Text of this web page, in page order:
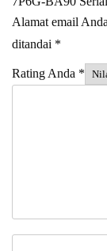
Alamat email
ditandai *
Rating Anda *